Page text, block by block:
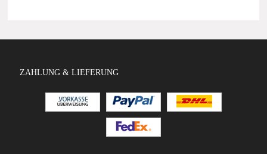
ZAHLUNG & LIEFERUNG